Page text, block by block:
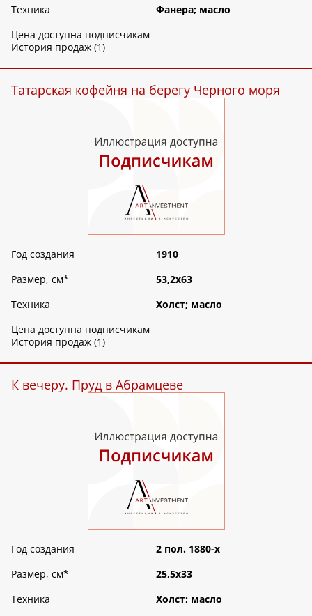
Техника
Фанера; масло
Цена доступна подписчикам
История продаж (1)
Татарская кофейня на берегу Черного моря
Год создания
1910
Размер, см*
53,2х63
Техника
Холст; масло
Цена доступна подписчикам
История продаж (1)
К вечеру. Пруд в Абрамцеве
Год создания
2 пол. 1880-х
Размер, см*
25,5х33
Техника
Холст; масло